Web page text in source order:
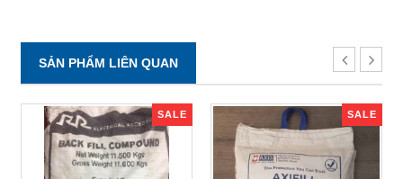
SẢN PHẨM LIÊN QUAN
SALE SALE